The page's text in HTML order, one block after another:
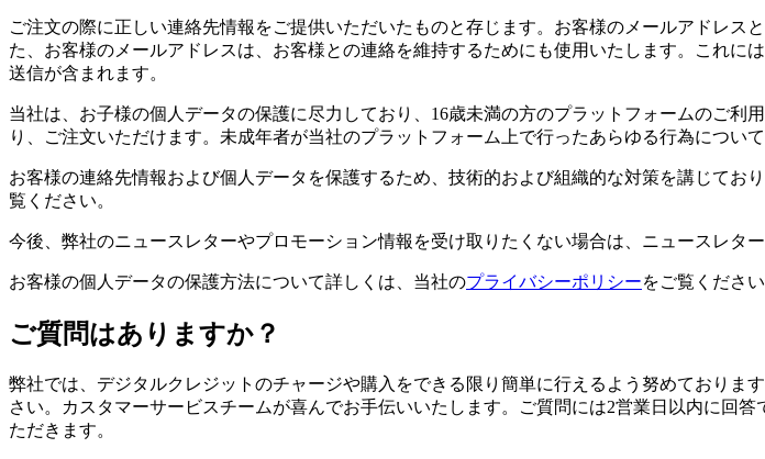
ご注文の際に正しい連絡先情報をご提供いただいたものと存じます。お客様のメールアドレ
た、お客様のメールアドレスは、お客様との連絡を維持するためにも使用いたします。これ
送信が含まれます。
当社は、お子様の個人データの保護に尽力しており、16歳未満の方のプラットフォームのご
り、ご注文いただけます。未成年者が当社のプラットフォーム上で行ったあらゆる行為につい
お客様の連絡先情報および個人データを保護するため、技術的および組織的な対策を講じてお
覧ください。
今後、弊社のニュースレターやプロモーション情報を受け取りたくない場合は、ニュースレタ
お客様の個人データの保護方法について詳しくは、当社のプライバシーポリシーをご覧ください
ご質問はありますか？
弊社では、デジタルクレジットのチャージや購入をできる限り簡単に行えるよう努めており
さい。カスタマーサービスチームが喜んでお手伝いいたします。ご質問には2営業日以内に回
ただきます。